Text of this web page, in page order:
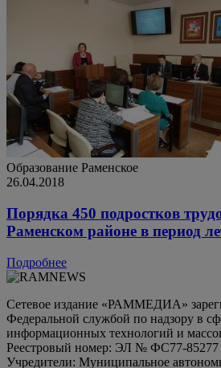
Образование Раменское
26.04.2018
Порядка 450 подростков
Раменском районе в период
Подробнее
Сетевое издание «РАММЕДИА»
Федеральной службой по надзору в
информационных технологий и
Реестровый номер: ЭЛ № ФС77-85277
Учредители: Муниципальное